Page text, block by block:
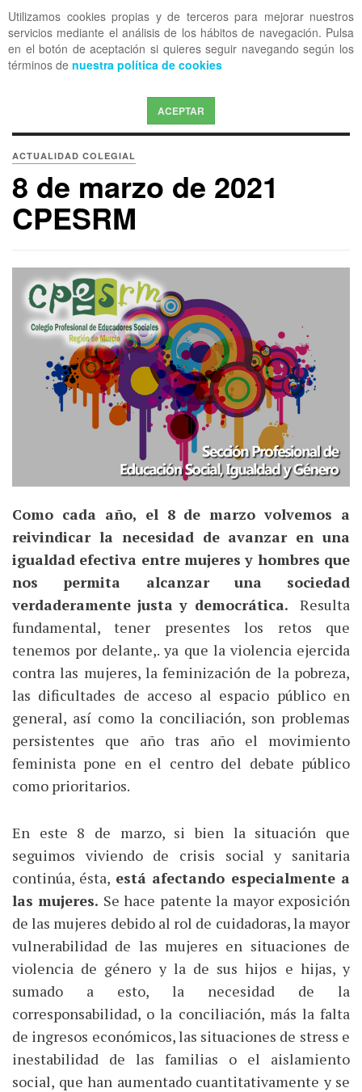
Utilizamos cookies propias y de terceros para mejorar nuestros
servicios mediante el análisis de los hábitos de navegación. Pulsa
en el botón de aceptación si quieres seguir navegando según los
términos de nuestra política de cookies
ACEPTAR
OFF CANVAS
ACTUALIDAD COLEGIAL
8 de marzo de 2021
CPESRM
Como cada año, el 8 de marzovolvemos a
reivindicar la necesidad de avanzar en una
igualdad efectiva entre mujeres y hombres que
nos permita alcanzar una sociedad
verdaderamente justa y democrática. Resulta
fundamental, tener presentes los retos que
tenemos por delante,. ya que la violencia ejercida
contra las mujeres, la feminización de la pobreza,
las dificultades de acceso al espacio público en
general, así como la conciliación, son problemas
persistentes que año tras año el movimiento
feminista pone en el centro del debate público
como prioritarios.
En este 8 de marzo, si bien la situación que
seguimos viviendo de crisis social y sanitaria
continúa, ésta, está afectando especialmente a
las mujeres. Se hace patente la mayor exposición
de las mujeres debido al rol de cuidadoras, la mayor
vulnerabilidad de las mujeres en situaciones de
violencia de género y la de sus hijos e hijas, y
sumado a esto, la necesidad de la
corresponsabilidad, o la conciliación, más la falta
de ingresos económicos, las situaciones de stress e
inestabilidad de las familias o el aislamiento
social, que han aumentado cuantitativamente y se